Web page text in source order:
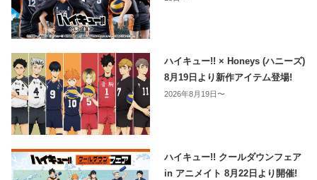
ハイキュー!! × Honeys (ハニーズ)
8月19日より新作アイテム登場!
2026年8月19日〜
ハイキュー!! クールダウンフェア
in アニメイト 8月22日より開催!